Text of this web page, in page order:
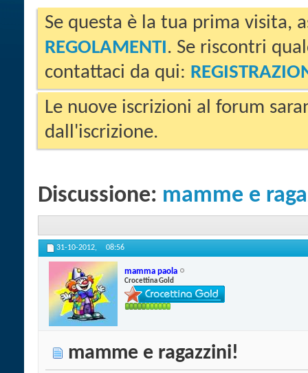
Se questa è la tua prima visita,
REGOLAMENTI. Se riscontri
contattaci da qui:
Le nuove iscrizioni al forum
dall'iscrizione.
Discussione: mamme e
31-10-2012, 08:56
mamma paola
Crocettina Gold
mamme e ragazzini!